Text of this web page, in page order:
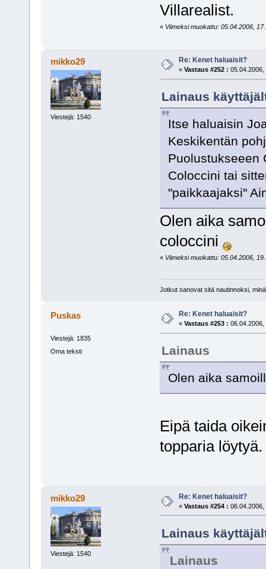
Villarealist.
« Viimeksi muokattu: 05.04.2006,
mikko29
Viestejä: 1540
Re: Kenet haluaisit?
« Vastaus #252 : 05.04.2006,
Lainaus
Itse haluaisin
Keskikentän
Puolustukseeen
Coloccini tai
"paikkaajaksi"
Olen aika
coloccini
« Viimeksi muokattu: 05.04.2006,
Jotkut sanovat sitä nautinnoksi,
Puskas
Viestejä: 1835
Oma teksti
Re: Kenet haluaisit?
« Vastaus #253 : 06.04.2006,
Lainaus
Olen aika
Eipä taida
topparia löytyä.
mikko29
Viestejä: 1540
Re: Kenet haluaisit?
« Vastaus #254 : 06.04.2006,
Lainaus
Lainaus